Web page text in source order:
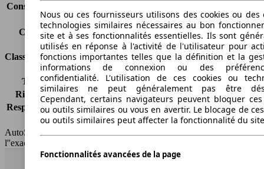
Consommation (combinée)*
Classe d'émissions
Euro 4
Capacité du réservoir
60 l
Classes d'assurance
Tous risques
-
Risques partiels
-
Responsabilité civile -
HSN/TSN
n.c./223WXP1AA
AutoScout24 France SAS décline toute responsabilité concernant
l''exactitude des indications fournies.
Nous ou ces fournisseurs utilisons des cookies ou des
technologies similaires nécessaires au bon
site et à ses fonctionnalités essentielles. Ils sont
utilisés en réponse à l'activité de l'utilisateur pour
fonctions importantes telles que la définition et la
informations de connexion ou des
confidentialité. L'utilisation de ces cookies ou
similaires ne peut généralement pas être
Cependant, certains navigateurs peuvent bloquer ces
ou outils similaires ou vous en avertir. Le blocage de
ou outils similaires peut affecter la fonctionnalité du
Fonctionnalités avancées de la page